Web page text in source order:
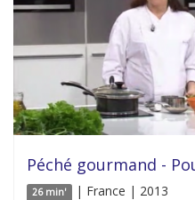
Péché gourmand -
26 min' | France | 2013